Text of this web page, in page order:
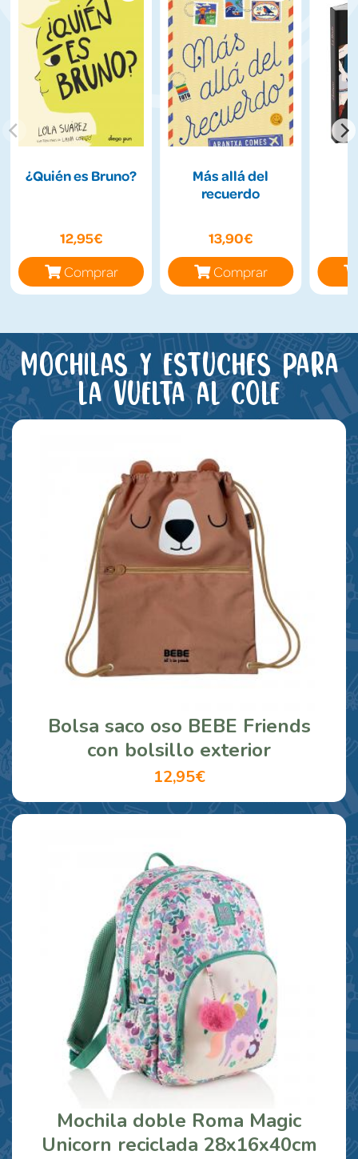
¿Quién es Bruno?
12,95€
Comprar
Más allá del
recuerdo
13,90€
Comprar
Mochilas y estuches para
la vuelta al cole
Bolsa saco oso BEBE Friends
con bolsillo exterior
12,95€
Mochila doble Roma Magic
Unicorn reciclada 28x16x40cm